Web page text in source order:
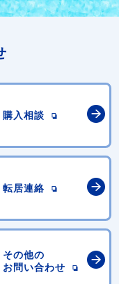
購入相談
転居連絡
その他の
お問い合わせ